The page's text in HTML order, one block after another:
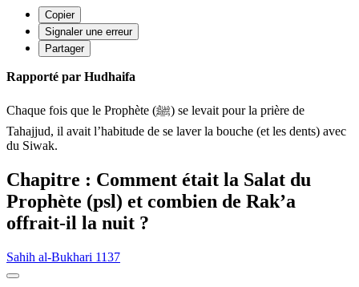
Copier
Signaler une erreur
Partager
Rapporté par Hudhaifa
Chaque fois que le Prophète (ﷺ) se levait pour la prière de
Tahajjud, il avait l’habitude de se laver la bouche (et les dents) avec
du Siwak.
Chapitre : Comment était la Salat du
Prophète (psl) et combien de Rak’a
offrait-il la nuit ?
Sahih al-Bukhari 1137